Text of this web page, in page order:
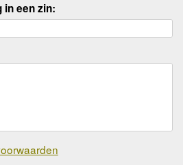
in een zin: